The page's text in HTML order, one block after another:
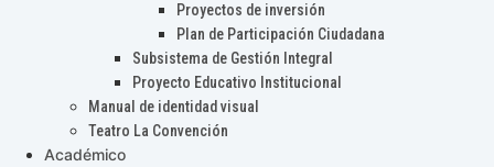
Proyectos de inversión
Plan de Participación Ciudadana
Subsistema de Gestión Integral
Proyecto Educativo Institucional
Manual de identidad visual
Teatro La Convención
Académico